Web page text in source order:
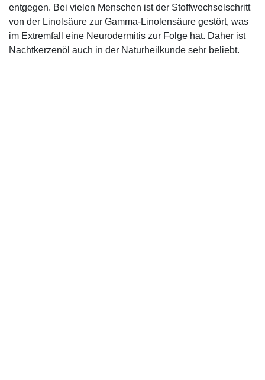
entgegen. Bei vielen Menschen ist der Stoffwechselschritt
von der Linolsäure zur Gamma-Linolensäure gestört, was
im Extremfall eine Neurodermitis zur Folge hat. Daher ist
Nachtkerzenöl auch in der Naturheilkunde sehr beliebt.